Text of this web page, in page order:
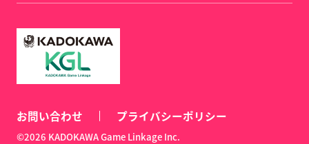
お問い合わせ プライバシーポリシー
©2026 KADOKAWA Game Linkage Inc.